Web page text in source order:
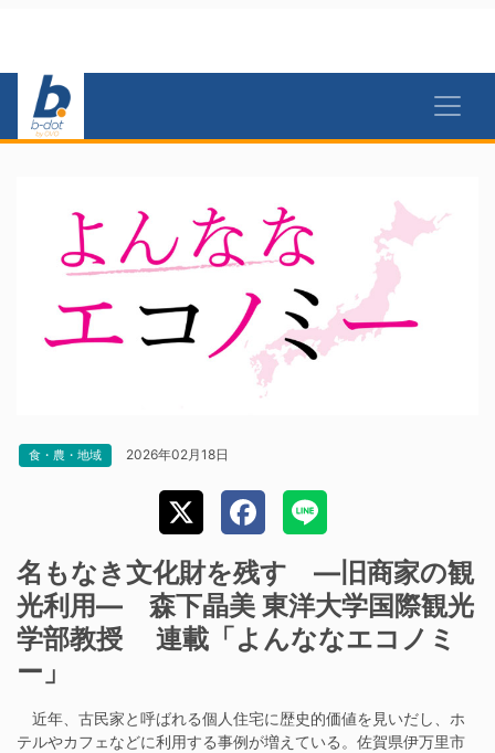
食・農・地域 2026年02月18日
名もなき文化財を残す ―旧商家の観
光利用― 森下晶美 東洋大学国際観光
学部教授 連載「よんななエコノミ
ー」
近年、古民家と呼ばれる個人住宅に歴史的価値を見いだし、ホ
テルやカフェなどに利用する事例が増えている。佐賀県伊万里市